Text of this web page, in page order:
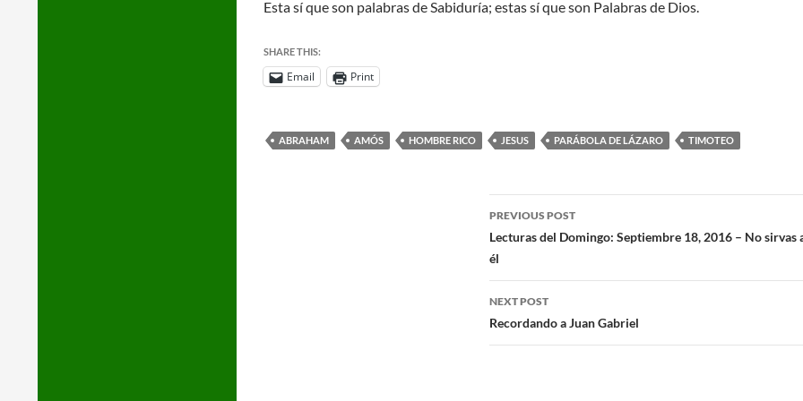
Esta sí que son palabras de Sabiduría; estas sí que son Palabras de Dios.
SHARE THIS:
Email Print
ABRAHAM AMÓS HOMBRE RICO JESUS PARÁBOLA DE LÁZARO TIMOTEO
PREVIOUS POST
Lecturas del Domingo: Septiembre 18, 2016 – No sirvas
él
NEXT POST
Recordando a Juan Gabriel